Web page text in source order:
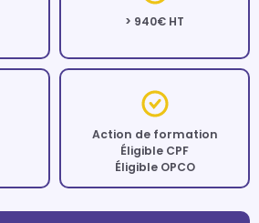
> 940€ HT
Action de formation
Éligible CPF
Éligible OPCO